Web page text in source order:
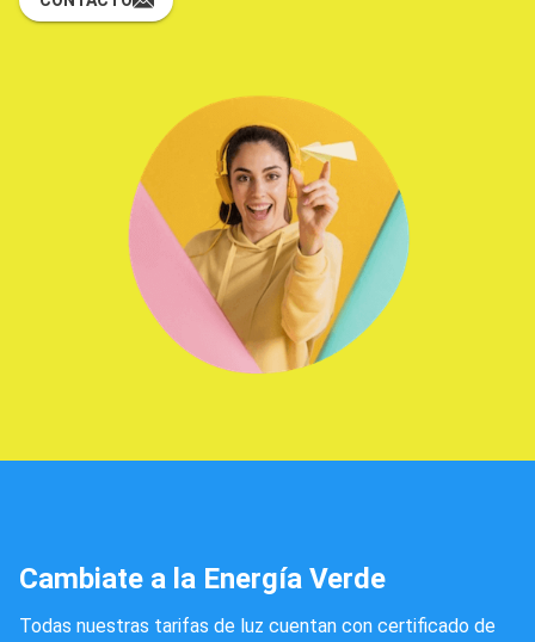
Cambiate a la Energía Verde
Todas nuestras tarifas de luz cuentan con certificado de